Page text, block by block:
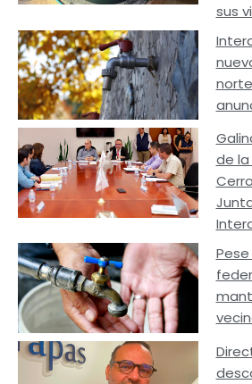
sus
de la